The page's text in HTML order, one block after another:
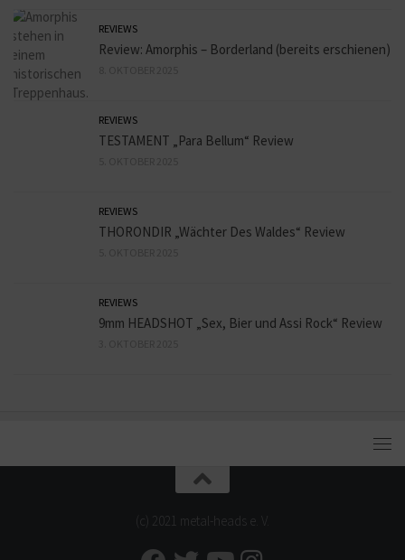
REVIEWS
Review: Amorphis – Borderland (bereits erschienen)
REVIEWS
TESTAMENT „Para Bellum“ Review
REVIEWS
THORONDIR „Wächter Des Waldes“ Review
REVIEWS
9mm HEADSHOT „Sex, Bier und Assi Rock“ Review
(c) 2021 metal-heads e. V.